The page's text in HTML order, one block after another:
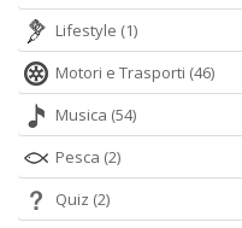
Lifestyle (1)
Motori e Trasporti (46)
Musica (54)
Pesca (2)
Quiz (2)